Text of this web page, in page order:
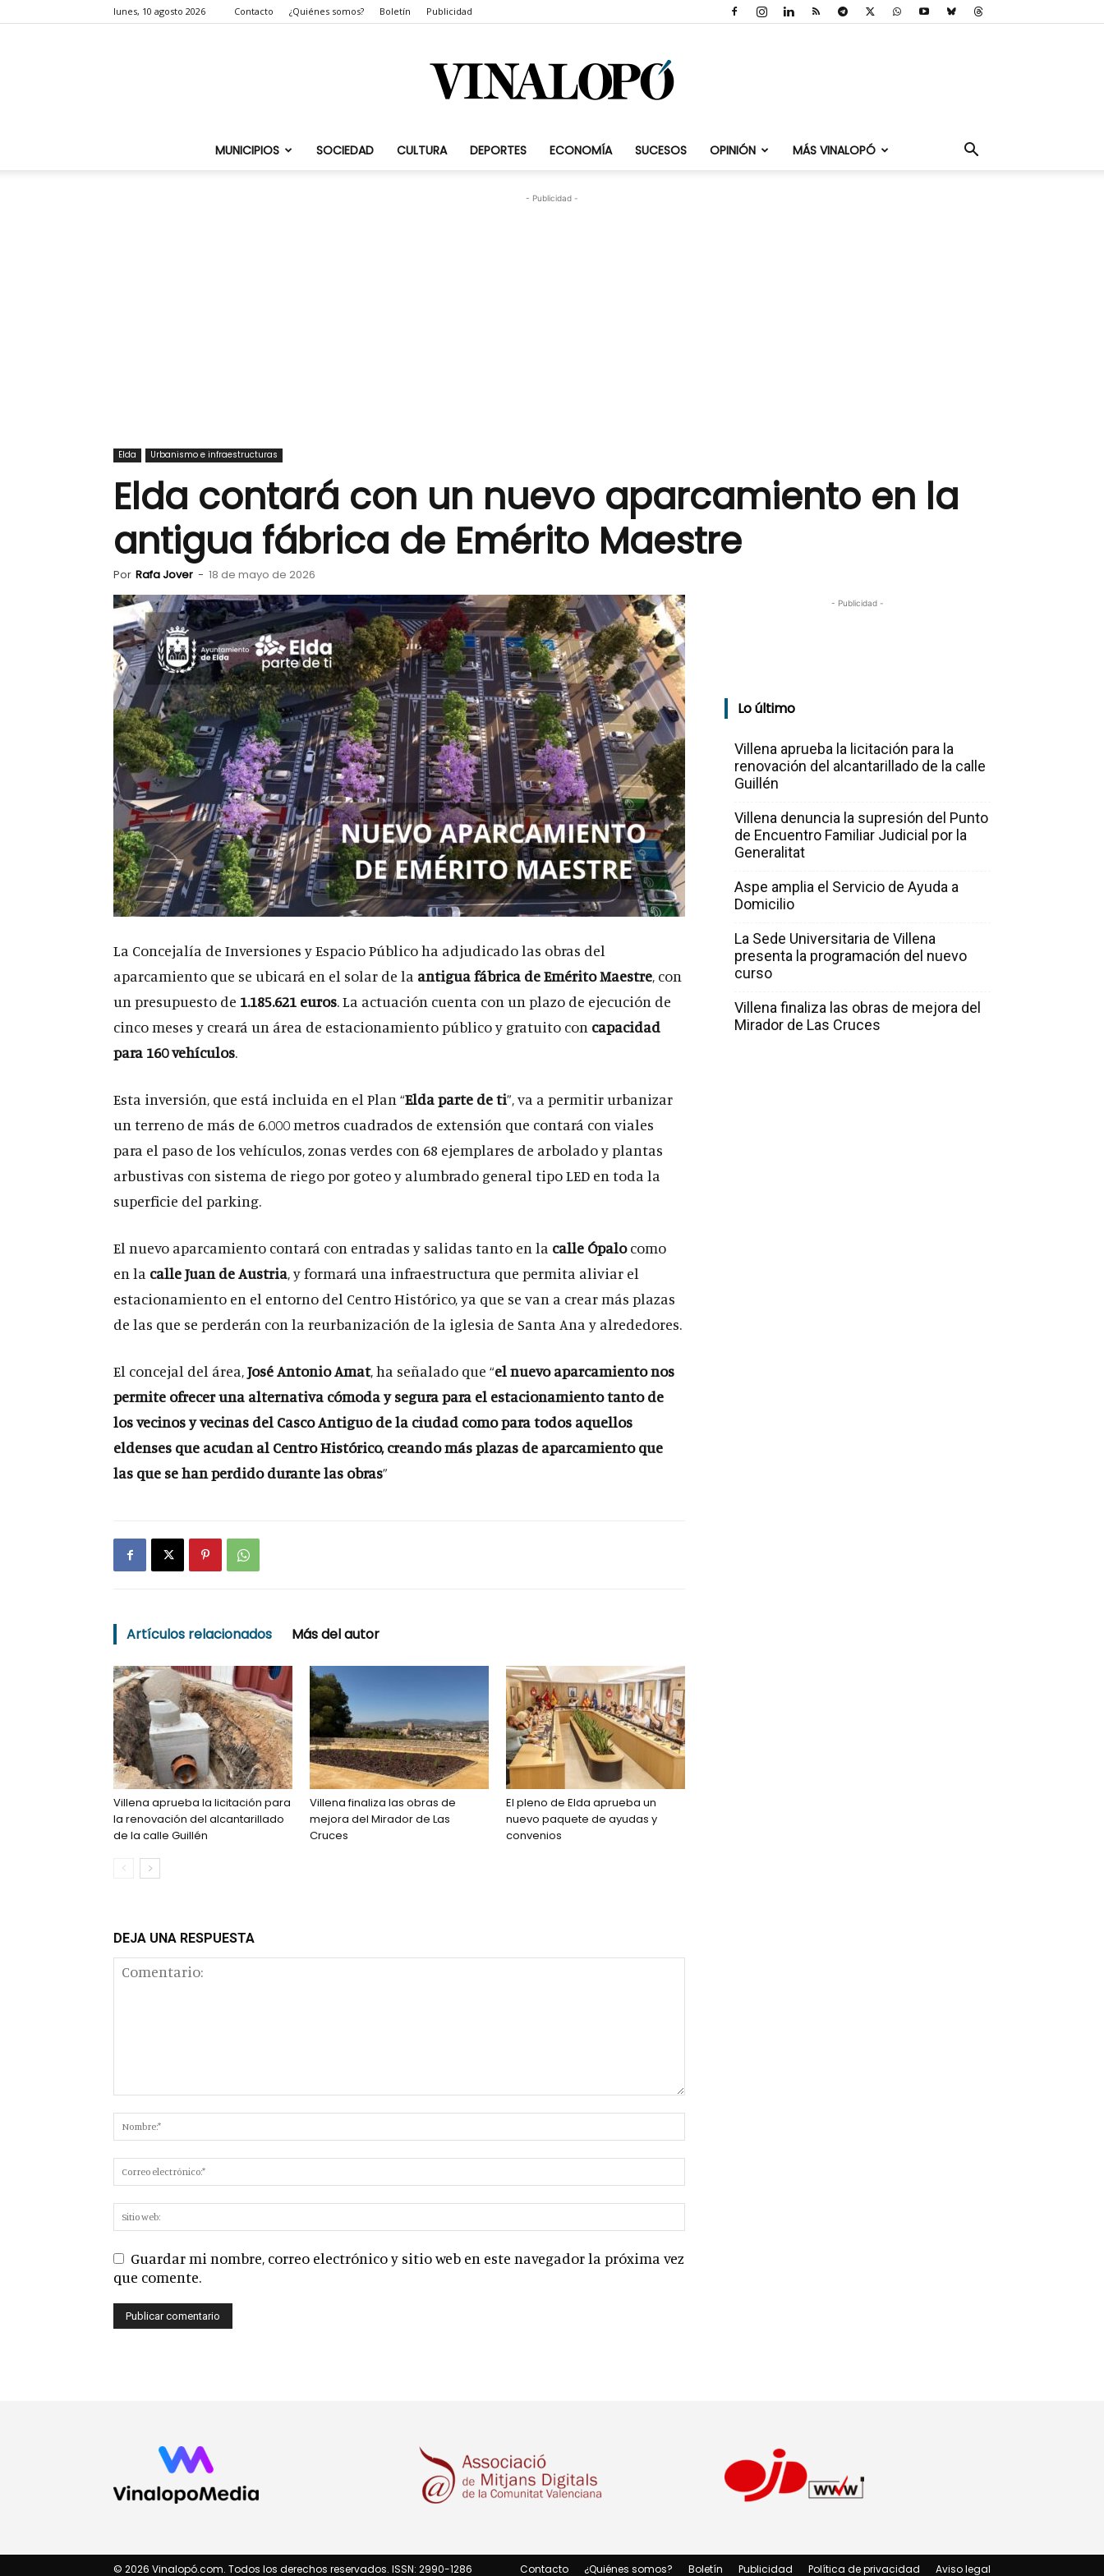
lunes, 10 agosto 2026 Contacto ¿Quiénes somos? Boletín Publicidad
Vinalopó.com
MUNICIPIOS SOCIEDAD CULTURA DEPORTES ECONOMÍA SUCESOS OPINIÓN MÁS VINALOPÓ
- Publicidad -
Elda Urbanismo e infraestructuras
Elda contará con un nuevo aparcamiento en la
antigua fábrica de Emérito Maestre
Por Rafa Jover - 18 de mayo de 2026
La Concejalía de Inversiones y Espacio Público ha adjudicado las obras del
aparcamiento que se ubicará en el solar de la antigua fábrica de Emérito Maestre, con
un presupuesto de 1.185.621 euros. La actuación cuenta con un plazo de ejecución de
cinco meses y creará un área de estacionamiento público y gratuito con capacidad
para 160 vehículos.
Esta inversión, que está incluida en el Plan “Elda parte de ti”, va a permitir urbanizar
un terreno de más de 6.000 metros cuadrados de extensión que contará con viales
para el paso de los vehículos, zonas verdes con 68 ejemplares de arbolado y plantas
arbustivas con sistema de riego por goteo y alumbrado general tipo LED en toda la
superficie del parking.
El nuevo aparcamiento contará con entradas y salidas tanto en la calle Ópalocomo
en la calle Juan de Austria, y formará una infraestructura que permita aliviar el
estacionamiento en el entorno del Centro Histórico, ya que se van a crear más plazas
de las que se perderán con la reurbanización de la iglesia de Santa Ana y alrededores.
El concejal del área,José Antonio Amat, ha señalado que “el nuevo aparcamiento nos
permite ofrecer una alternativa cómoda y segura para el estacionamiento tanto de
los vecinos y vecinas del Casco Antiguo de la ciudad como para todos aquellos
eldenses que acudan al Centro Histórico, creando más plazas de aparcamiento que
las que se han perdido durante las obras”
Artículos relacionados Más del autor
Villena aprueba la licitación para
la renovación del alcantarillado
de la calle Guillén
Villena finaliza las obras de
mejora del Mirador de Las
Cruces
El pleno de Elda aprueba un
nuevo paquete de ayudas y
convenios
DEJA UNA RESPUESTA
Guardar mi nombre, correo electrónico y sitio web en este navegador la próxima vez
que comente.
- Publicidad -
Lo último
Villena aprueba la licitación para la
renovación del alcantarillado de la calle
Guillén
Villena denuncia la supresión del Punto
de Encuentro Familiar Judicial por la
Generalitat
Aspe amplia el Servicio de Ayuda a
Domicilio
La Sede Universitaria de Villena
presenta la programación del nuevo
curso
Villena finaliza las obras de mejora del
Mirador de Las Cruces
Contacto ¿Quiénes somos? Boletín Publicidad Política de privacidad Aviso legal
© 2026 Vinalopó.com. Todos los derechos reservados. ISSN: 2990-1286